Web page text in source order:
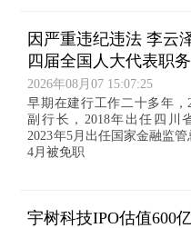
因严重违纪违法 李云
四届全国人大代表职务
2026年08月07 15:07:25
早期在建行工作二十多年，
副行长，2018年出任四川
2023年5月出任国家金融监
4月被免职
宇树科技IPO估值600